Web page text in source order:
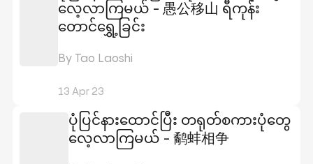
လေ့လာကြမယ် - 愚公移山 ရီကုန်း
တောင်ရွှေ့ခြင်း
By Tao Laoshi
13 Apr 23
ပုံပြင်နားထောင်ပြီး တရုတ်စကားပုံတွေ
လေ့လာကြမယ် - 鹬蚌相争